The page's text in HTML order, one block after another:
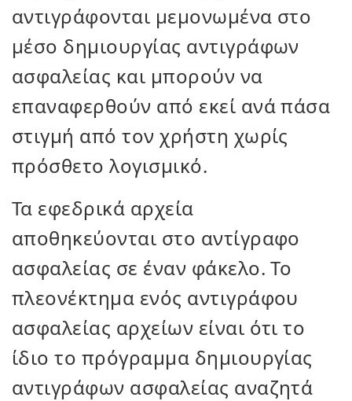
αντιγράφονται μεμονωμένα στο
μέσο δημιουργίας αντιγράφων
ασφαλείας και μπορούν να
επαναφερθούν από εκεί ανά πάσα
στιγμή από τον χρήστη χωρίς
πρόσθετο λογισμικό.
Τα εφεδρικά αρχεία
αποθηκεύονται στο αντίγραφο
ασφαλείας σε έναν φάκελο. Το
πλεονέκτημα ενός αντιγράφου
ασφαλείας αρχείων είναι ότι το
ίδιο το πρόγραμμα δημιουργίας
αντιγράφων ασφαλείας αναζητά